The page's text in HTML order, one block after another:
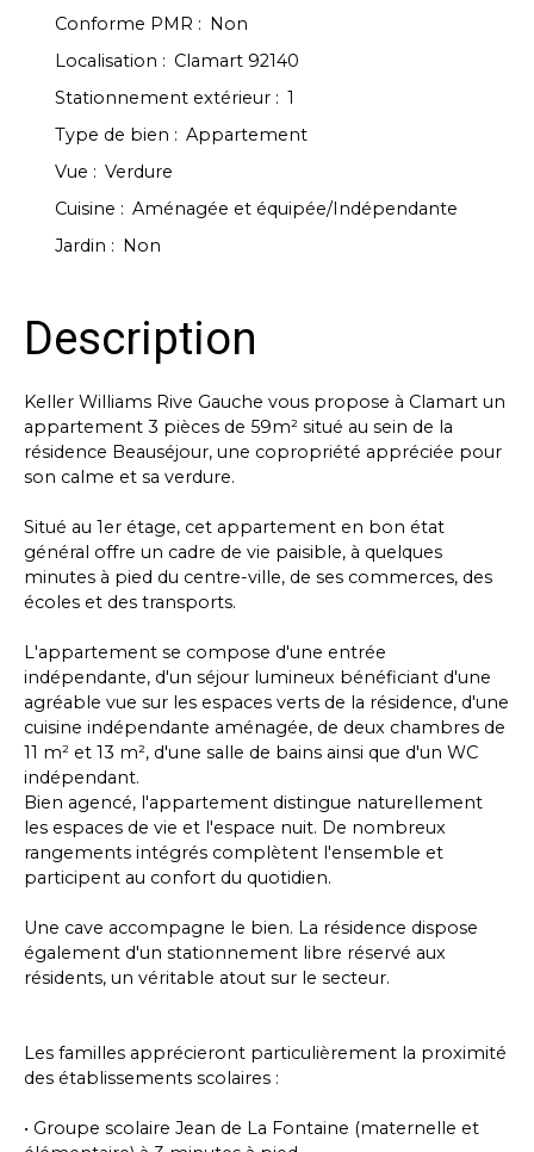
Conforme PMR :
Non
Localisation : Clamart 92140
Stationnement extérieur : 1
Type de bien : Appartement
Vue : Verdure
Cuisine : Aménagée et équipée/Indépendante
Jardin : Non
Description
Keller Williams Rive Gauche vous propose à Clamart un
appartement 3 pièces de 59m² situé au sein de la
résidence Beauséjour, une copropriété appréciée pour
son calme et sa verdure.
Situé au 1er étage, cet appartement en bon état
général offre un cadre de vie paisible, à quelques
minutes à pied du centre-ville, de ses commerces, des
écoles et des transports.
L'appartement se compose d'une entrée
indépendante, d'un séjour lumineux bénéficiant d'une
agréable vue sur les espaces verts de la résidence, d'une
cuisine indépendante aménagée, de deux chambres de
11 m² et 13 m², d'une salle de bains ainsi que d'un WC
indépendant.
Bien agencé, l'appartement distingue naturellement
les espaces de vie et l'espace nuit. De nombreux
rangements intégrés complètent l'ensemble et
participent au confort du quotidien.
Une cave accompagne le bien. La résidence dispose
également d'un stationnement libre réservé aux
résidents, un véritable atout sur le secteur.
Les familles apprécieront particulièrement la proximité
des établissements scolaires :
• Groupe scolaire Jean de La Fontaine (maternelle et